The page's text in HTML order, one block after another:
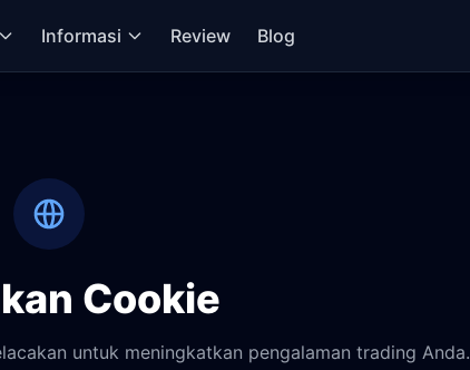
Informasi Review Blog
Cookie
untuk meningkatkan pengalaman trading Anda.